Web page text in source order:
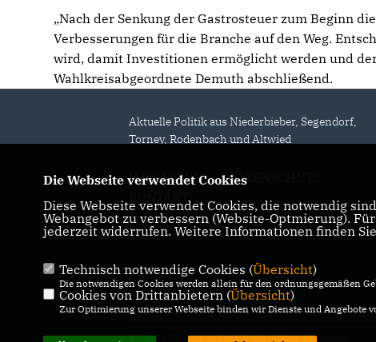
Nach der Senkung der Gastrosteuer zum Beginn
Verbesserungen für die Branche auf den Weg.
wird, damit Investitionen ermöglicht werden und
Wahlkreisabgeordnete Demuth abschließend.
Aktuelle Politik aus Niederbieber, Segendorf,
Torney, Rodenbach und Altwied
IMPRESSUM
DATENSCHUTZ
KONTAKT
@2026 CDU Ortsverband Niederbieber-Segendorf
Die Webseite verwendet Cookies
Diese Webseite verwendet Cookies, die notwendig
Webangebot zu verbessern (Website-Optmierung).
jederzeit widerrufen. Weitere Informationen finden
Technisch notwendige Cookies (Übersicht)
Die notwendigen Cookies werden allein für den ordnungsgemäßen
Cookies von Drittanbietern (Übersicht)
Zur Optimierung unserer Webseite binden wir Dienste und Angebote